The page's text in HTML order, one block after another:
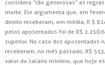
considera “tão generosas” as
morte. Ele argumenta que, em
direito receberam, em média, R $
pelos aposentados foi de R$
superior. No caso dos aposentados
receberam, no mês passado, R$
valor do salário mínimo, que hoje